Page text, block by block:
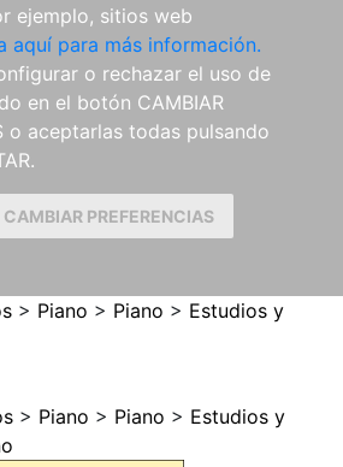
ejemplo, sitios web
aquí para más información.
o rechazar el uso de
en el botón CAMBIAR
o aceptarlas todas pulsando
CAMBIAR PREFERENCIAS
> Piano > Piano > Estudios y
> Piano > Piano > Estudios y